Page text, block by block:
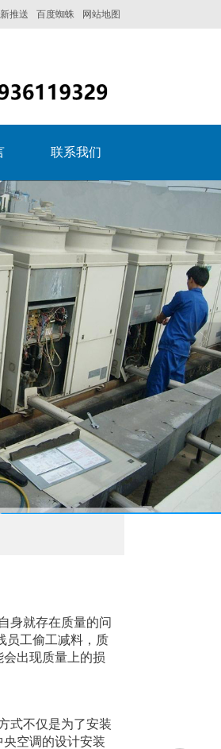
网站地图
百度蜘蛛
推送
联系我们
身就存在质量的问
员工偷工减料，质
出现质量上的损
式不仅是为了安装
空调的设计安装